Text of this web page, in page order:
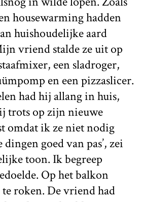
housewarming hadden
huishoudelijke aard
vriend stalde ze uit op
een sladroger,
en een pizzaslicer.
had hij allang in huis,
trots op zijn nieuwe
omdat ik ze niet nodig
goed van pas’, zei
toon. Ik begreep
Op het balkon
roken. De vriend had